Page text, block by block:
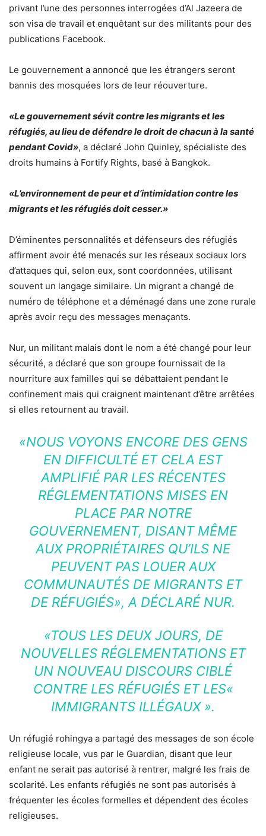
privant l’une des personnes interrogées d’Al Jazeera de
son visa de travail et enquêtant sur des militants pour des
publications Facebook.
Le gouvernement a annoncé que les étrangers seront
bannis des mosquées lors de leur réouverture.
«Le gouvernement sévit contre les migrants et les
réfugiés, au lieu de défendre le droit de chacun à la santé
pendant Covid», a déclaré John Quinley, spécialiste des
droits humains à Fortify Rights, basé à Bangkok.
«L’environnement de peur et d’intimidation contre les
migrants et les réfugiés doit cesser.»
D’éminentes personnalités et défenseurs des réfugiés
affirment avoir été menacés sur les réseaux sociaux lors
d’attaques qui, selon eux, sont coordonnées, utilisant
souvent un langage similaire. Un migrant a changé de
numéro de téléphone et a déménagé dans une zone rurale
après avoir reçu des messages menaçants.
Nur, un militant malais dont le nom a été changé pour leur
sécurité, a déclaré que son groupe fournissait de la
nourriture aux familles qui se débattaient pendant le
confinement mais qui craignent maintenant d’être arrêtées
si elles retournent au travail.
«NOUS VOYONS ENCORE DES GENS
EN DIFFICULTÉ ET CELA EST
AMPLIFIÉ PAR LES RÉCENTES
RÉGLEMENTATIONS MISES EN
PLACE PAR NOTRE
GOUVERNEMENT, DISANT MÊME
AUX PROPRIÉTAIRES QU’ILS NE
PEUVENT PAS LOUER AUX
COMMUNAUTÉS DE MIGRANTS ET
DE RÉFUGIÉS», A DÉCLARÉ NUR.
«TOUS LES DEUX JOURS, DE
NOUVELLES RÉGLEMENTATIONS ET
UN NOUVEAU DISCOURS CIBLÉ
CONTRE LES RÉFUGIÉS ET LES«
IMMIGRANTS ILLÉGAUX ».
Un réfugié rohingya a partagé des messages de son école
religieuse locale, vus par le Guardian, disant que leur
enfant ne serait pas autorisé à rentrer, malgré les frais de
scolarité. Les enfants réfugiés ne sont pas autorisés à
fréquenter les écoles formelles et dépendent des écoles
religieuses.